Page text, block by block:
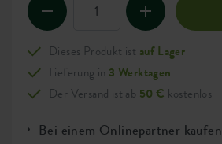
Dieses Produkt ist auf Lager
Lieferung in 3 Werktagen
Der Versand ist ab 50 € kostenlos
Bei einem Onlinepartner kaufen